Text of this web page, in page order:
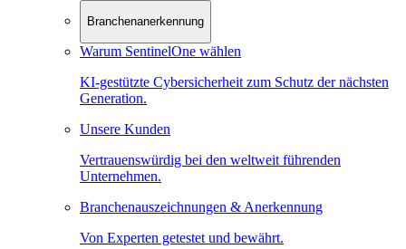
Branchenanerkennung
Warum SentinelOne wählen
KI-gestützte Cybersicherheit zum Schutz der nächsten
Generation.
Unsere Kunden
Vertrauenswürdig bei den weltweit führenden
Unternehmen.
Branchenauszeichnungen & Anerkennung
Von Experten getestet und bewährt.